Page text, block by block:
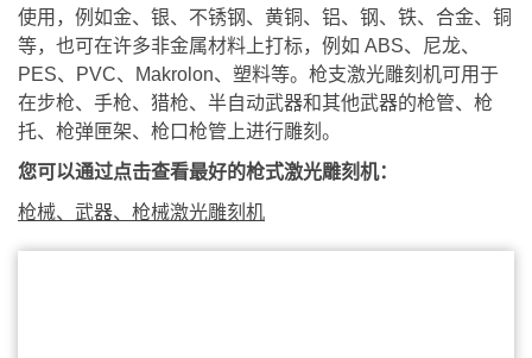
使用，例如金、银、不锈钢、黄铜、铝、钢、铁、合金、铜
等，也可在许多非金属材料上打标，例如 ABS、尼龙、
PES、PVC、Makrolon、塑料等。枪支激光雕刻机可用于
在步枪、手枪、猎枪、半自动武器和其他武器的枪管、枪
托、枪弹匣架、枪口枪管上进行雕刻。
您可以通过点击查看最好的枪式激光雕刻机：
枪械、武器、枪械激光雕刻机